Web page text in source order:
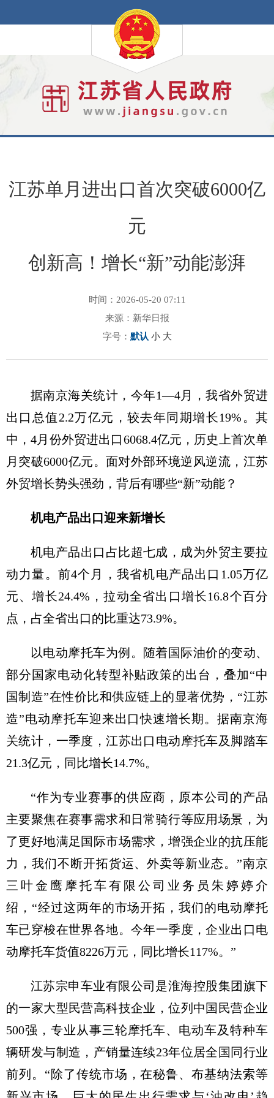
江苏单月进出口首次突破6000亿
元
创新高！增长“新”动能澎湃
时间：2026-05-20 07:11
来源：新华日报
字号： 默认 小 大
据南京海关统计，今年1—4月，我省外贸进
出口总值2.2万亿元，较去年同期增长19%。其
中，4月份外贸进出口6068.4亿元，历史上首次单
月突破6000亿元。面对外部环境逆风逆流，江苏
外贸增长势头强劲，背后有哪些“新”动能？
机电产品出口迎来新增长
机电产品出口占比超七成，成为外贸主要拉
动力量。前4个月，我省机电产品出口1.05万亿
元、增长24.4%，拉动全省出口增长16.8个百分
点，占全省出口的比重达73.9%。
以电动摩托车为例。随着国际油价的变动、
部分国家电动化转型补贴政策的出台，叠加“中
国制造”在性价比和供应链上的显著优势，“江苏
造”电动摩托车迎来出口快速增长期。据南京海
关统计，一季度，江苏出口电动摩托车及脚踏车
21.3亿元，同比增长14.7%。
“作为专业赛事的供应商，原本公司的产品
主要聚焦在赛事需求和日常骑行等应用场景，为
了更好地满足国际市场需求，增强企业的抗压能
力，我们不断开拓货运、外卖等新业态。”南京
三叶金鹰摩托车有限公司业务员朱婷婷介
绍，“经过这两年的市场开拓，我们的电动摩托
车已穿梭在世界各地。今年一季度，企业出口电
动摩托车货值8226万元，同比增长117%。”
江苏宗申车业有限公司是淮海控股集团旗下
的一家大型民营高科技企业，位列中国民营企业
500强，专业从事三轮摩托车、电动车及特种车
辆研发与制造，产销量连续23年位居全国同行业
前列。“除了传统市场，在秘鲁、布基纳法索等